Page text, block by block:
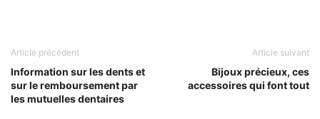
Article précédent
Information sur les dents et
sur le remboursement par
les mutuelles dentaires
Article suivant
Bijoux précieux, ces
accessoires qui font tout